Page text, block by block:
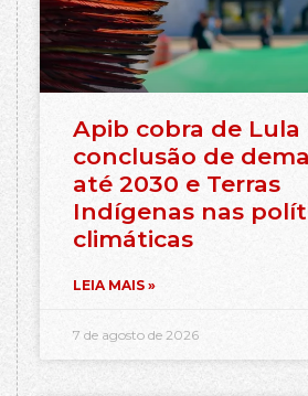
Apib cobra de Lula
conclusão de
até 2030 e Terras
Indígenas nas
climáticas
LEIA MAIS »
7 de agosto de 2026